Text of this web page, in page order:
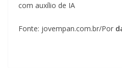
com auxílio de IA
Fonte: jovempan.com.br/Por